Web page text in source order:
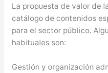
La propuesta de valor de
catálogo de contenidos
para el sector público.
habituales son:
Gestión y organización